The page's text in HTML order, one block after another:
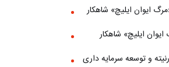
ايوان ايليچ» شاهکار
ايليچ» شاهکار
و توسعه سرمایه داری